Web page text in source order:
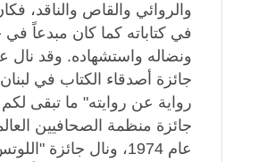
والروائي والقاص والناقد،
في كتاباته كما كان مبدعاً في
جائزة أصدقاء الكتاب في
رواية عن روايته" ما تبقى
عام 1974، ونال جائزة